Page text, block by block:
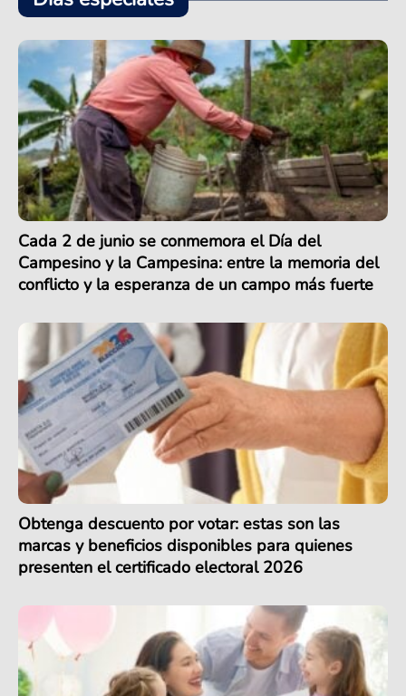
Cada 2 de junio se conmemora el Día del
Campesino y la Campesina: entre la memoria del
conflicto y la esperanza de un campo más fuerte
Obtenga descuento por votar: estas son las
marcas y beneficios disponibles para quienes
presenten el certificado electoral 2026